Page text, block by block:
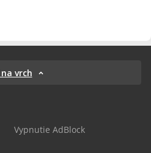
vrch
Vypnutie AdBlock